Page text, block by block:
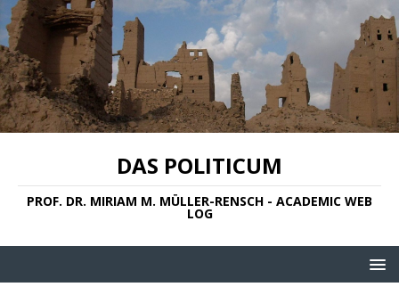
DAS POLITICUM
PROF. DR. MIRIAM M. MÜLLER-RENSCH - ACADEMIC WEB
LOG